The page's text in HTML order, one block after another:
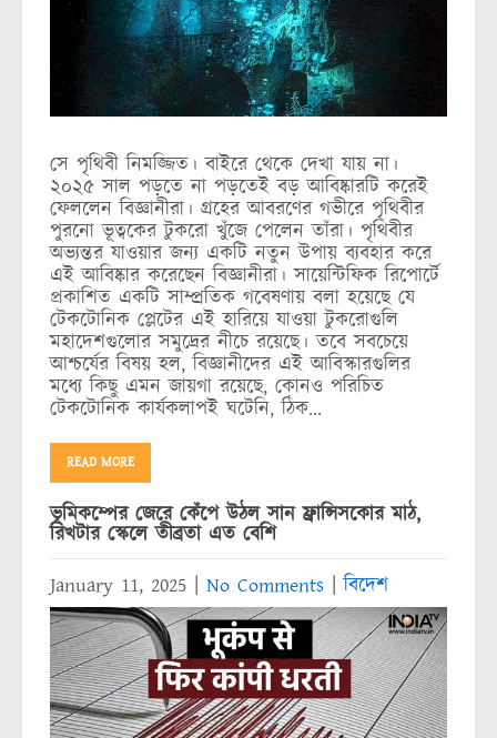
সে পৃথিবী নিমজ্জিত। বাইরে থেকে দেখা যায় না।
২০২৫ সাল পড়তে না পড়তেই বড় আবিষ্কারটি করেই
ফেললেন বিজ্ঞানীরা। গ্রহের আবরণের গভীরে পৃথিবীর
পুরনো ভূত্বকের টুকরো খুঁজে পেলেন তাঁরা। পৃথিবীর
অভ্যন্তর যাওয়ার জন্য একটি নতুন উপায় ব্যবহার করে
এই আবিষ্কার করেছেন বিজ্ঞানীরা। সায়েন্টিফিক রিপোর্টে
প্রকাশিত একটি সাম্প্রতিক গবেষণায় বলা হয়েছে যে
টেকটোনিক প্লেটের এই হারিয়ে যাওয়া টুকরোগুলি
মহাদেশগুলোর সমুদ্রের নীচে রয়েছে। তবে সবচেয়ে
আশ্চর্যের বিষয় হল, বিজ্ঞানীদের এই আবিস্কারগুলির
মধ্যে কিছু এমন জায়গা রয়েছে, কোনও পরিচিত
টেকটোনিক কার্যকলাপই ঘটেনি, ঠিক…
READ MORE
ভূমিকম্পের জেরে কেঁপে উঠল সান ফ্রান্সিসকোর মাঠ,
রিখটার স্কেলে তীব্রতা এত বেশি
January 11, 2025
No Comments |বিদেশ